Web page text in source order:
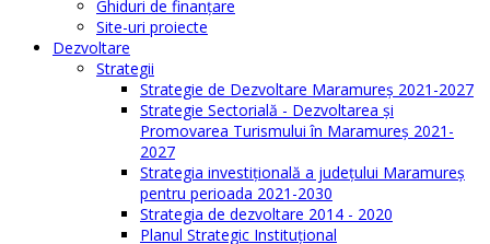
Ghiduri de finanţare
Site-uri proiecte
Dezvoltare
Strategii
Strategie de Dezvoltare Maramureș 2021-2027
Strategie Sectorială - Dezvoltarea și
Promovarea Turismului în Maramureș 2021-
2027
Strategia investiţională a județului Maramureș
pentru perioada 2021-2030
Strategia de dezvoltare 2014 - 2020
Planul Strategic Instituţional